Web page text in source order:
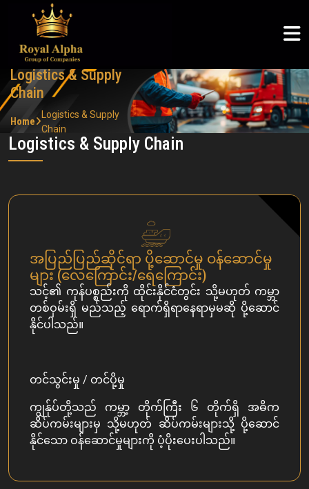
Logistics & Supply
Chain
Home
Logistics & Supply
Chain
Logistics & Supply Chain
အပြည်ပြည်ဆိုင်ရာ ပို့ဆောင်မှု ဝန်ဆောင်မှု
များ (လေကြောင်း/ရေကြောင်း)
သင့်၏ ကုန်ပစ္စည်းကို ထိုင်းနိုင်ငံတွင်း သို့မဟုတ် ကမ္ဘာ
တစ်ဝှမ်းရှိ မည်သည့် ရောက်ရှိရာနေရာမှမဆို ပို့ဆောင်
နိုင်ပါသည်။
တင်သွင်းမှု / တင်ပို့မှု
ကျွန်ုပ်တို့သည် ကမ္ဘာ့ တိုက်ကြီး ၆ တိုက်ရှိ အဓိက
ဆိပ်ကမ်းများမှ သို့မဟုတ် ဆိပ်ကမ်းများသို့ ပို့ဆောင်
နိုင်သော ဝန်ဆောင်မှုများကို ပံ့ပိုးပေးပါသည်။
ROYAL ALPHA
Home
About Us
Services
Clients
Career
Contact Us
ABOUT US
Royal Alpha
Three Shadows
Ruby Joyce
SERVICES
Logistics & Supply Chain
Petroleum Sector
COMMUNITY
Articles
CSR
ROYAL ALPHA
English
မြန်မာစာ
ไทย